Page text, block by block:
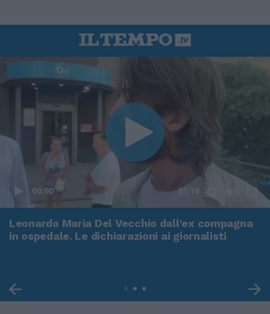
00:00 01:16
Leonardo Maria Del Vecchio dall'ex compagna
in ospedale. Le dichiarazioni ai giornalisti